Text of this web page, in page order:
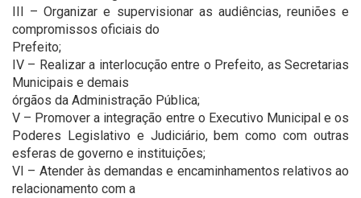
III – Organizar e supervisionar as audiências, reuniões e
compromissos oficiais do
Prefeito;
IV – Realizar a interlocução entre o Prefeito, as Secretarias
Municipais e demais
órgãos da Administração Pública;
V – Promover a integração entre o Executivo Municipal e os
Poderes Legislativo e Judiciário, bem como com outras
esferas de governo e instituições;
VI – Atender às demandas e encaminhamentos relativos ao
relacionamento com a